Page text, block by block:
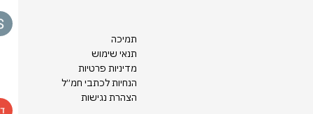
תמיכה
תנאי שימוש
מדיניות פרטיות
הנחיות לכתבי חמ״ל
הצהרת נגישות